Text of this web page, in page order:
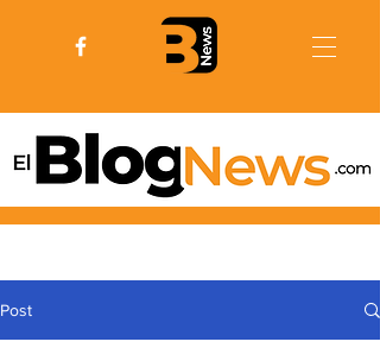
Post